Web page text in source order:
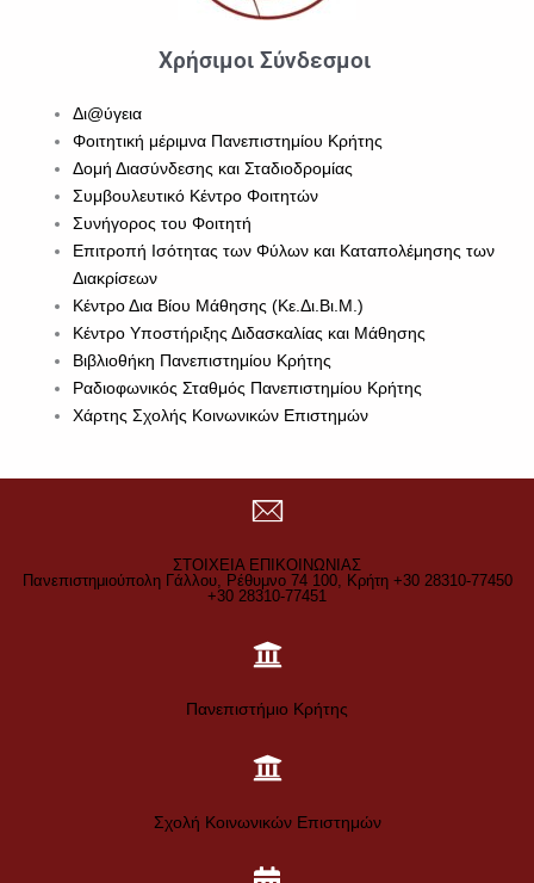
Χρήσιμοι Σύνδεσμοι
Δι@ύγεια
Φοιτητική μέριμνα Πανεπιστημίου Κρήτης
Δομή Διασύνδεσης και Σταδιοδρομίας
Συμβουλευτικό Κέντρο Φοιτητών
Συνήγορος του Φοιτητή
Επιτροπή Ισότητας των Φύλων και Καταπολέμησης των
Διακρίσεων
Κέντρο Δια Βίου Μάθησης (Κε.Δι.Βι.Μ.)
Κέντρο Υποστήριξης Διδασκαλίας και Μάθησης
Βιβλιοθήκη Πανεπιστημίου Κρήτης
Ραδιοφωνικός Σταθμός Πανεπιστημίου Κρήτης
Χάρτης Σχολής Κοινωνικών Επιστημών
ΣΤΟΙΧΕΙΑ ΕΠΙΚΟΙΝΩΝΙΑΣ
Πανεπιστημιούπολη Γάλλου, Ρέθυμνο 74 100, Κρήτη +30 28310-77450
+30 28310-77451
Πανεπιστήμιο Κρήτης
Σχολή Κοινωνικών Επιστημών